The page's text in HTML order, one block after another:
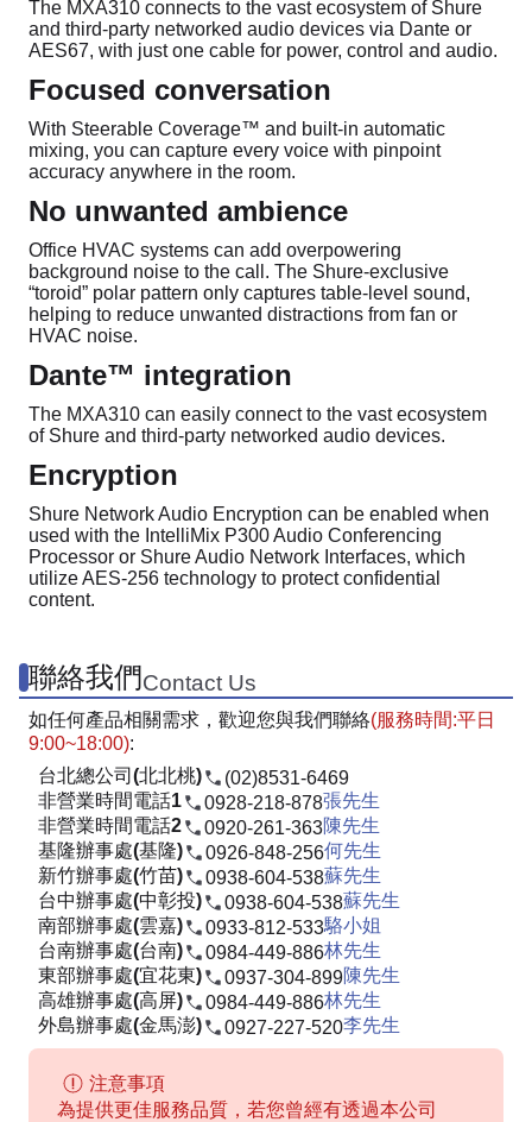
The MXA310 connects to the vast ecosystem of Shure
and third-party networked audio devices via Dante or
AES67, with just one cable for power, control and audio.
Focused conversation
With Steerable Coverage™ and built-in automatic
mixing, you can capture every voice with pinpoint
accuracy anywhere in the room.
No unwanted ambience
Office HVAC systems can add overpowering
background noise to the call. The Shure-exclusive
“toroid” polar pattern only captures table-level sound,
helping to reduce unwanted distractions from fan or
HVAC noise.
Dante™ integration
The MXA310 can easily connect to the vast ecosystem
of Shure and third-party networked audio devices.
Encryption
Shure Network Audio Encryption can be enabled when
used with the IntelliMix P300 Audio Conferencing
Processor or Shure Audio Network Interfaces, which
utilize AES-256 technology to protect confidential
content.
聯絡我們Contact Us
如任何產品相關需求，歡迎您與我們聯絡(服務時間:平日
9:00~18:00):
台北總公司(北北桃)
(02)8531-6469
非營業時間電話1
0928-218-878張先生
非營業時間電話2
0920-261-363陳先生
基隆辦事處(基隆)
0926-848-256何先生
新竹辦事處(竹苗)
0938-604-538蘇先生
台中辦事處(中彰投)
0938-604-538蘇先生
南部辦事處(雲嘉)
0933-812-533駱小姐
台南辦事處(台南)
0984-449-886林先生
東部辦事處(宜花東)
0937-304-899陳先生
高雄辦事處(高屏)
0984-449-886林先生
外島辦事處(金馬澎)
0927-227-520李先生
注意事項
為提供更佳服務品質，若您曾經有透過本公司